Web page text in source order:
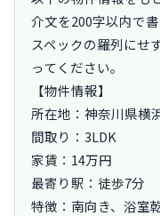
介文を200字以内で書
スペックの羅列にせ
ってください。
【物件情報】
所在地：神奈川県横
間取り：3LDK
家賃：14万円
最寄り駅：徒歩7分
特徴：南向き、浴室